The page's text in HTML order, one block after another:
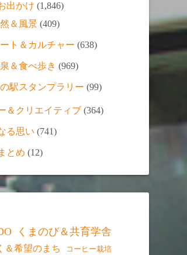
出かけ (1,846)
＆風景 (409)
ト＆カルチャー (638)
＆食べ歩き (969)
駅スタンプラリー (99)
＆クリエイティブ (364)
る思い (741)
とめ (12)
くまのび＆共育学舎
＆希望のまち コーヒー栽培